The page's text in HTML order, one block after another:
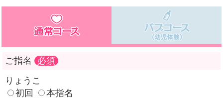
ご指名
必須
りょうこ
初回
本指名